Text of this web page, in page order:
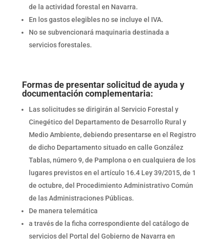
de la actividad forestal en Navarra.
En los gastos elegibles no se incluye el IVA.
No se subvencionará maquinaria destinada a
servicios forestales.
Formas de presentar solicitud de ayuda y
documentación complementaria:
Las solicitudes se dirigirán al Servicio Forestal y
Cinegético del Departamento de Desarrollo Rural y
Medio Ambiente, debiendo presentarse en el Registro
de dicho Departamento situado en calle González
Tablas, número 9, de Pamplona o en cualquiera de los
lugares previstos en el artículo 16.4 Ley 39/2015, de 1
de octubre, del Procedimiento Administrativo Común
de las Administraciones Públicas.
De manera telemática
a través de la ficha correspondiente del catálogo de
servicios del Portal del Gobierno de Navarra en